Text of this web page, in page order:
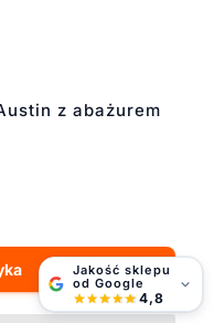
z abażurem
Jakość sklepu
od Google
4,8